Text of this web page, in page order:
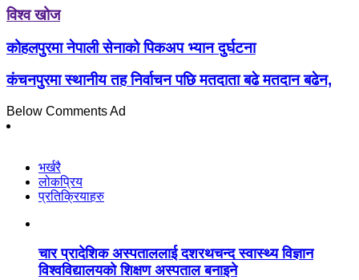
विश्व खोज
कोहलपुरमा नेपाली सेनाको पिकअप भ्यान दुर्घटना
कंचनपुरमा स्थानीय तह निर्वाचन पछि मतदाता बढे मतदान बढेन,
Below Comments Ad
भर्खरै
लोकप्रिय
प्रतिक्रियाहरु
चार प्रादेशिक अस्पताललाई दशरथचन्द स्वास्थ्य विज्ञान
विश्वविद्यालयको शिक्षण अस्पताल बनाइने